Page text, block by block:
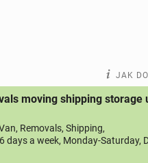
JAK
moving shipping storage
Removals, Shipping,
days a week, Monday-Saturday,